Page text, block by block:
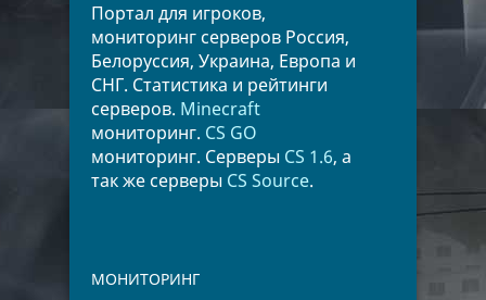
Портал для игроков,
мониторинг серверов Россия,
Белоруссия, Украина, Европа и
СНГ. Статистика и рейтинги
серверов. Minecraft
мониторинг. CS GO
мониторинг. Серверы CS 1.6, а
так же серверы CS Source.
МОНИТОРИНГ